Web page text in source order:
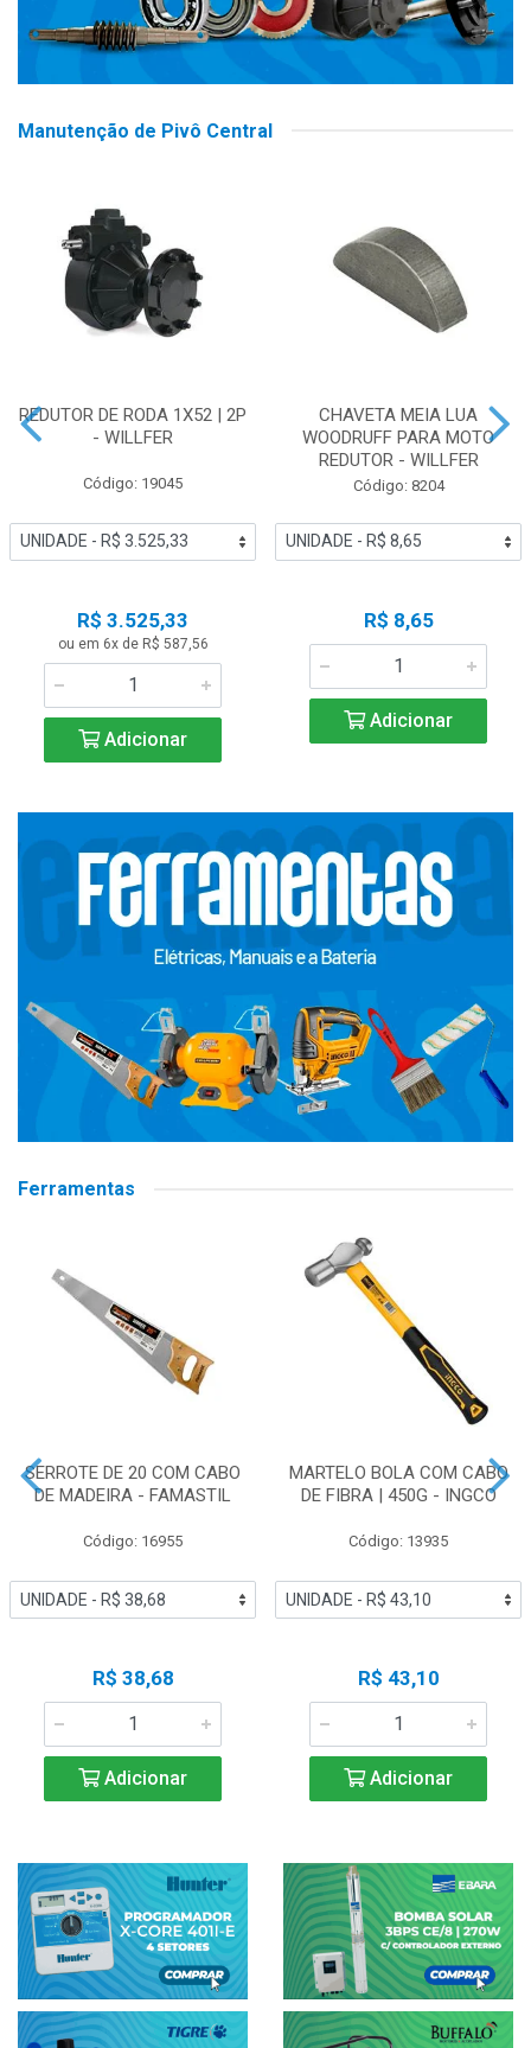
Manutenção de Pivô Central
REDUTOR DE RODA 1X52 | 2P
- WILLFER
Código: 19045
R$ 3.525,33
ou em 6x de R$ 587,56
Adicionar
CHAVETA MEIA LUA
WOODRUFF PARA MOTO
REDUTOR - WILLFER
Código: 8204
R$ 8,65
Adicionar
Ferramentas
SERROTE DE 20 COM CABO
DE MADEIRA - FAMASTIL
Código: 16955
R$ 38,68
Adicionar
MARTELO BOLA COM CABO
DE FIBRA | 450G - INGCO
Código: 13935
R$ 43,10
Adicionar